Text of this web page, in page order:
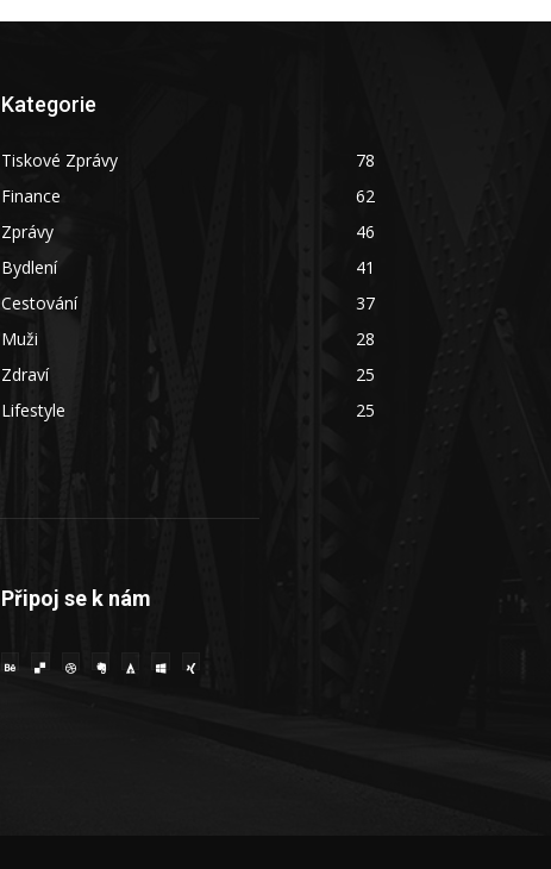
Kategorie
Tiskové Zprávy
78
Finance
62
Zprávy
46
Bydlení
41
Cestování
37
Muži
28
Zdraví
25
Lifestyle
25
Připoj se k nám